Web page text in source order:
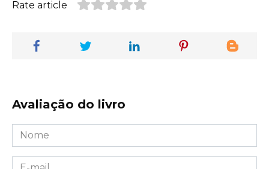
Rate article
Avaliação do livro
Nome
*
E-